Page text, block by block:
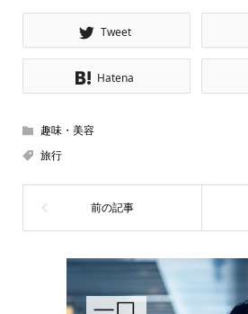
Tweet
Hatena
趣味・美容
旅行